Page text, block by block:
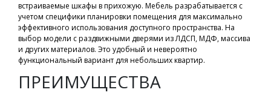
встраиваемые шкафы в прихожую. Мебель разрабатывается с
учетом специфики планировки помещения для максимально
эффективного использования доступного пространства. На
выбор модели с раздвижными дверями из ЛДСП, МДФ, массива
и других материалов. Это удобный и невероятно
функциональный вариант для небольших квартир.
ПРЕИМУЩЕСТВА